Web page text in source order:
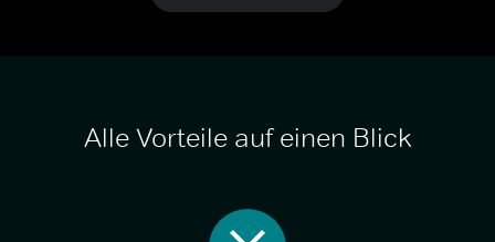
Alle Vorteile auf einen Blick